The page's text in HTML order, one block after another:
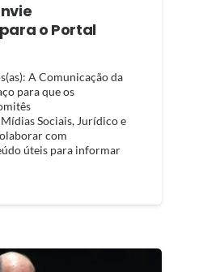
o Portal
A Comunicação da
para que os
Sociais, Jurídico e
com
úteis para informar